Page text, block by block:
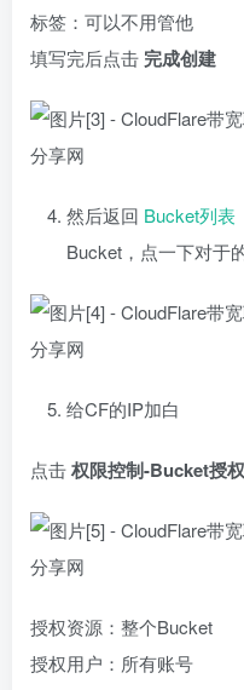
标签：可以不用管他
填写完后点击 完成创建
然后返回 Bucket列表
Bucket，点一下对于
给CF的IP加白
点击权限控制-Bucket授
授权资源：整个Bucket
授权用户：所有账号